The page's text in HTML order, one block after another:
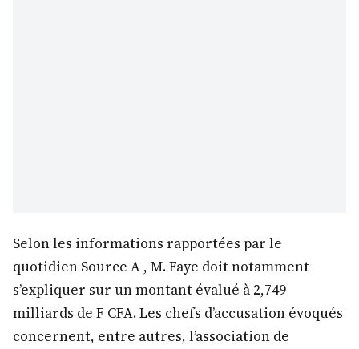
Selon les informations rapportées par le
quotidien Source A , M. Faye doit notamment
s’expliquer sur un montant évalué à 2,749
milliards de F CFA. Les chefs d’accusation évoqués
concernent, entre autres, l’association de